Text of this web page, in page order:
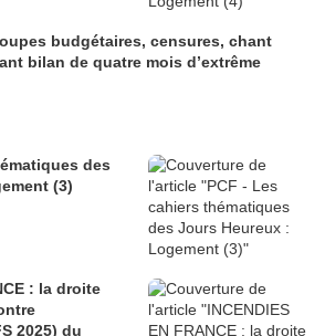
budgétaires, censures, chant
bilan de quatre mois d’extrême
des
(3)
: la droite
2025) du